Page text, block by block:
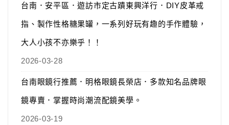
台南．安平區．遊訪市定古蹟東興洋行．DIY皮革戒
指、製作性格糖果罐，一系列好玩有趣的手作體驗，
大人小孩不亦樂乎！！
2026-03-28
台南眼鏡行推薦．明格眼鏡長榮店．多款知名品牌眼
鏡專賣．掌握時尚潮流配鏡美學。
2026-03-19